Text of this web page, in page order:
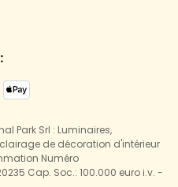
Park Srl : Luminaires,
de décoration d'intérieur
Numéro
Cap. Soc.: 100.000 euro i.v. -